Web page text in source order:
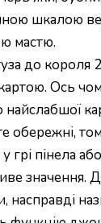
шкалою
мастю.
до короля
Ось
найслабшої
обережні,
грі пінела
значення.
насправді